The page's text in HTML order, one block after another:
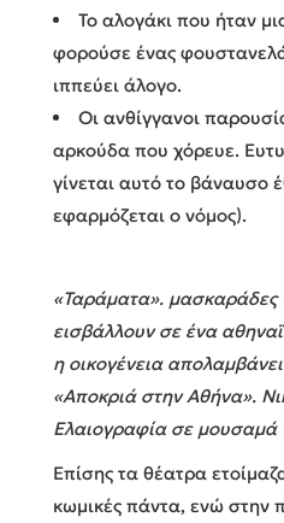
Το αλογάκι που ήταν
φορούσε ένας
ιππεύει άλογο.
Οι ανθίγγανοι
αρκούδα που χόρευε.
γίνεται αυτό το βάναυσο
εφαρμόζεται ο νόμος).
«Ταράματα». μασκαράδες
εισβάλλουν σε ένα
η οικογένεια
«Αποκριά στην Αθήνα».
Ελαιογραφία σε μουσαμά
Επίσης τα θέατρα
κωμικές πάντα, ενώ στην